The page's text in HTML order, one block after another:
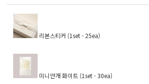
리본스티커 (1set - 25ea)
미니안개 화이트 (1set - 30ea)